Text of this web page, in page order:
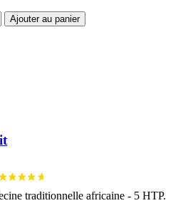
Ajouter au panier
traditionnelle africaine - 5 HTP.